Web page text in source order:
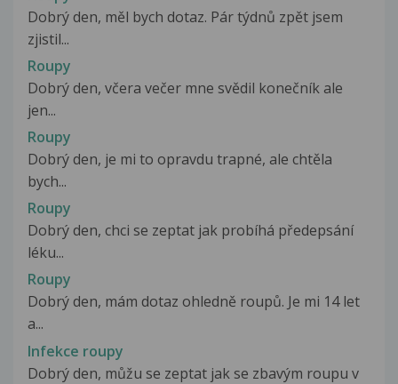
Dobrý den, měl bych dotaz. Pár týdnů zpět jsem
zjistil...
Roupy
Dobrý den, včera večer mne svědil konečník ale
jen...
Roupy
Dobrý den, je mi to opravdu trapné, ale chtěla
bych...
Roupy
Dobrý den, chci se zeptat jak probíhá předepsání
léku...
Roupy
Dobrý den, mám dotaz ohledně roupů. Je mi 14 let
a...
Infekce roupy
Dobrý den, můžu se zeptat jak se zbavým roupu v